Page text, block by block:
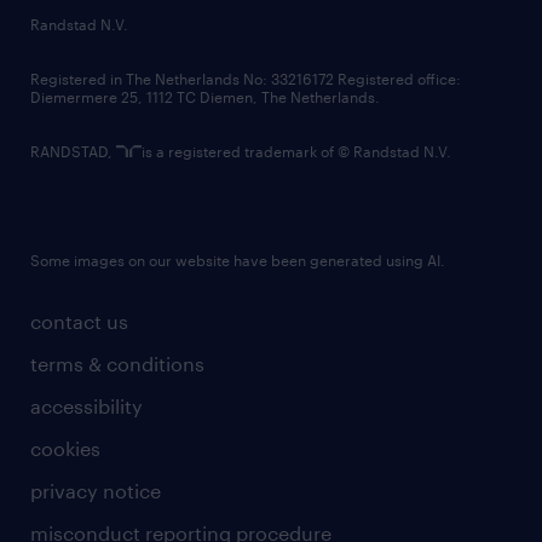
country websites
contact us
terms & conditions
accessibility
cookies
privacy notice
misconduct reporting procedure
Randstad N.V.
Registered in The Netherlands No: 33216172 Registered office:
Diemermere 25, 1112 TC Diemen, The Netherlands.
RANDSTAD, is a registered trademark of © Randstad N.V.
Some images on our website have been generated using AI.